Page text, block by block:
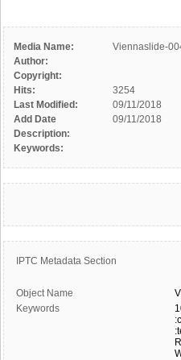
Media Name:
Viennaslide-
Author:
Copyright:
Hits:
3254
Last Modified:
09/11/2018
Add Date
09/11/2018
Description:
Keywords:
IPTC Metadata Section
Object Name
Keywords